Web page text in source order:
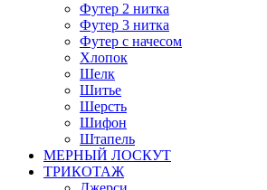
Футер 2 нитка
Футер 3 нитка
Футер с начесом
Хлопок
Шелк
Шитье
Шерсть
Шифон
Штапель
МЕРНЫЙ ЛОСКУТ
ТРИКОТАЖ